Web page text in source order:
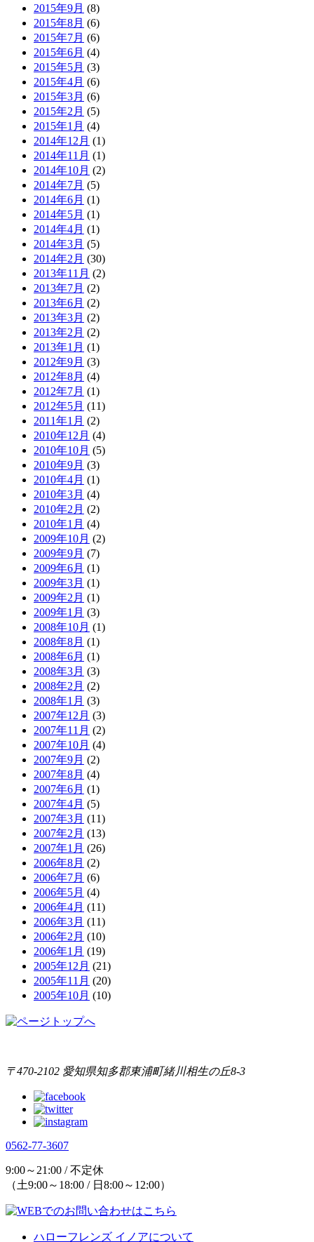
2015年9月 (8)
2015年8月 (6)
2015年7月 (6)
2015年6月 (4)
2015年5月 (3)
2015年4月 (6)
2015年3月 (6)
2015年2月 (5)
2015年1月 (4)
2014年12月 (1)
2014年11月 (1)
2014年10月 (2)
2014年7月 (5)
2014年6月 (1)
2014年5月 (1)
2014年4月 (1)
2014年3月 (5)
2014年2月 (30)
2013年11月 (2)
2013年7月 (2)
2013年6月 (2)
2013年3月 (2)
2013年2月 (2)
2013年1月 (1)
2012年9月 (3)
2012年8月 (4)
2012年7月 (1)
2012年5月 (11)
2011年1月 (2)
2010年12月 (4)
2010年10月 (5)
2010年9月 (3)
2010年4月 (1)
2010年3月 (4)
2010年2月 (2)
2010年1月 (4)
2009年10月 (2)
2009年9月 (7)
2009年6月 (1)
2009年3月 (1)
2009年2月 (1)
2009年1月 (3)
2008年10月 (1)
2008年8月 (1)
2008年6月 (1)
2008年3月 (3)
2008年2月 (2)
2008年1月 (3)
2007年12月 (3)
2007年11月 (2)
2007年10月 (4)
2007年9月 (2)
2007年8月 (4)
2007年6月 (1)
2007年4月 (5)
2007年3月 (11)
2007年2月 (13)
2007年1月 (26)
2006年8月 (2)
2006年7月 (6)
2006年5月 (4)
2006年4月 (11)
2006年3月 (11)
2006年2月 (10)
2006年1月 (19)
2005年12月 (21)
2005年11月 (20)
2005年10月 (10)
〒470-2102 愛知県知多郡東浦町緒川相生の丘8-3
0562-77-3607
9:00～21:00 / 不定休
（土9:00～18:00 / 日8:00～12:00）
ハローフレンズ イノアについて